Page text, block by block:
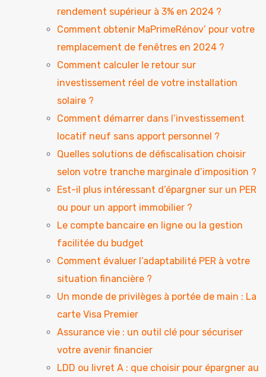
rendement supérieur à 3% en 2024 ?
Comment obtenir MaPrimeRénov’ pour votre
remplacement de fenêtres en 2024 ?
Comment calculer le retour sur
investissement réel de votre installation
solaire ?
Comment démarrer dans l’investissement
locatif neuf sans apport personnel ?
Quelles solutions de défiscalisation choisir
selon votre tranche marginale d’imposition ?
Est-il plus intéressant d’épargner sur un PER
ou pour un apport immobilier ?
Le compte bancaire en ligne ou la gestion
facilitée du budget
Comment évaluer l’adaptabilité PER à votre
situation financière ?
Un monde de privilèges à portée de main : La
carte Visa Premier
Assurance vie : un outil clé pour sécuriser
votre avenir financier
LDD ou livret A : que choisir pour épargner au